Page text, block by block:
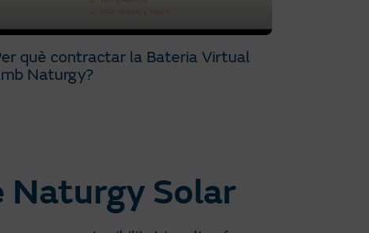
què contractar la Bateria Virtual
Naturgy?
Naturgy Solar